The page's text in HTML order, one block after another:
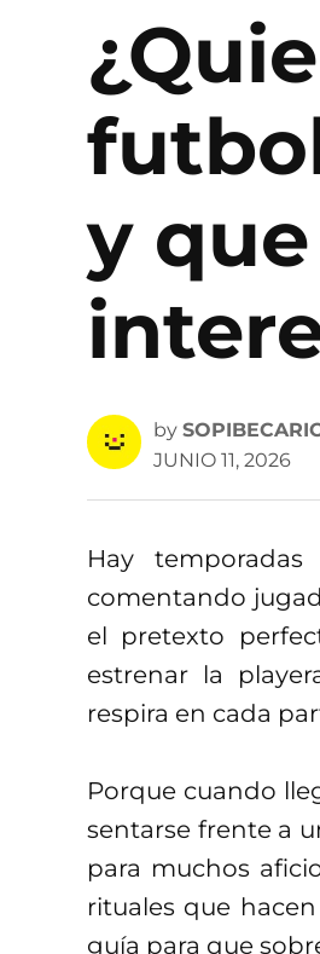
y
by
JUNIO 11, 2026
Hay
comentando
el pretexto
estrenar la
respira en cada
Porque cuando
sentarse frente a
para muchos
rituales que
guía para que